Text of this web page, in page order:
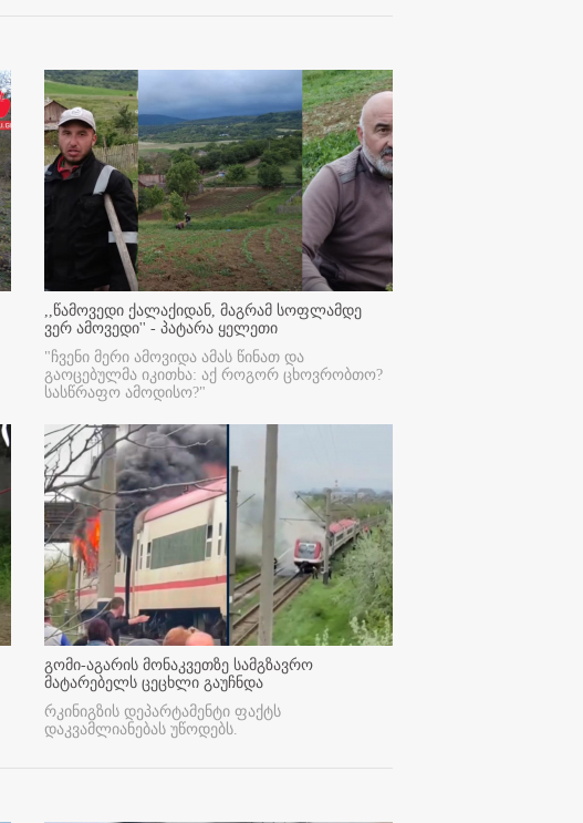
,,წამოვედი ქალაქიდან, მაგრამ სოფლამდე
ვერ ამოვედი'' - პატარა ყელეთი
"ჩვენი მერი ამოვიდა ამას წინათ და
გაოცებულმა იკითხა: აქ როგორ ცხოვრობთო?
სასწრაფო ამოდისო?"
გომი-აგარის მონაკვეთზე სამგზავრო
მატარებელს ცეცხლი გაუჩნდა
რკინიგზის დეპარტამენტი ფაქტს
დაკვამლიანებას უწოდებს.